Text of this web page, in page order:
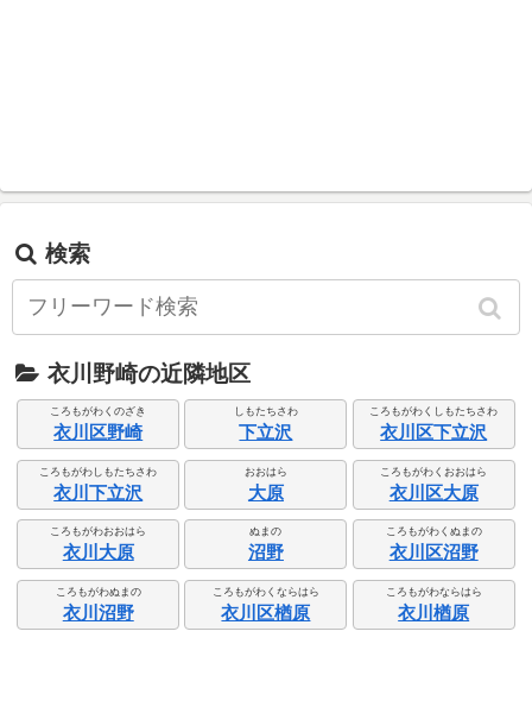
検索
衣川野崎の近隣地区
ころもがわくのざき
衣川区野崎
しもたちさわ
下立沢
ころもがわくしもたちさわ
衣川区下立沢
ころもがわしもたちさわ
衣川下立沢
おおはら
大原
ころもがわくおおはら
衣川区大原
ころもがわおおはら
衣川大原
ぬまの
沼野
ころもがわくぬまの
衣川区沼野
ころもがわぬまの
衣川沼野
ころもがわくならはら
衣川区楢原
ころもがわならはら
衣川楢原